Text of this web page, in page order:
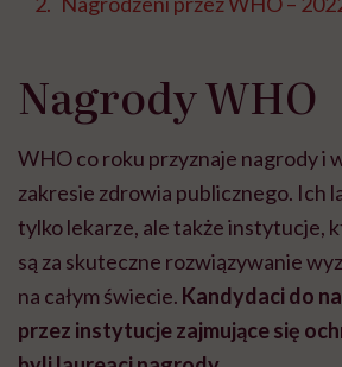
Nagrody WHO
WHO co roku przyznaje nagrody i
zakresie zdrowia publicznego. Ich
tylko lekarze, ale także instytucje,
są za skuteczne rozwiązywanie
na całym świecie. Kandydaci do
przez instytucje zajmujące się